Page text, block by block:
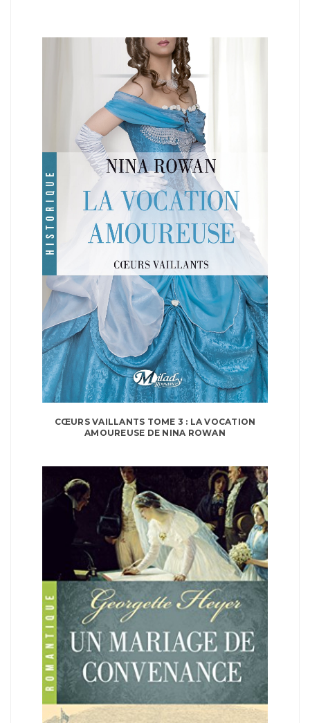
CŒURS VAILLANTS TOME 3 : LA VOCATION
AMOUREUSE DE NINA ROWAN